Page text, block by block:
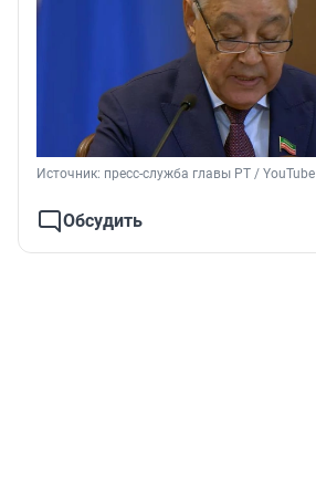
Источник: пресс-служба главы РТ / YouTube
Обсудить